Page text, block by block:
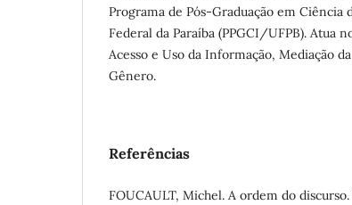
Programa de Pós-Graduação em Ciência
Federal da Paraíba (PPGCI/UFPB). Atua
Acesso e Uso da Informação, Mediação
Gênero.
Referências
FOUCAULT, Michel. A ordem do